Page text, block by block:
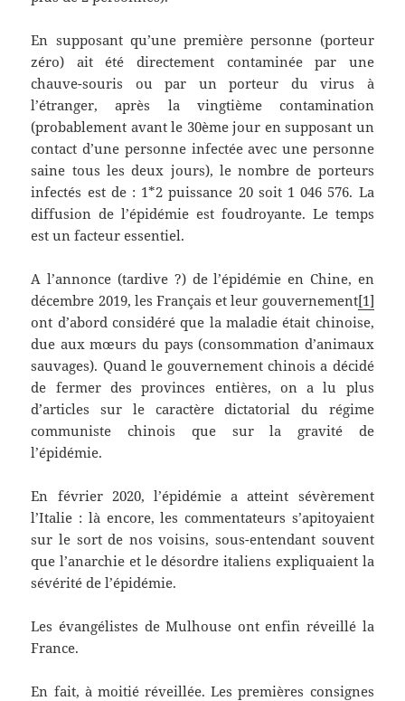
En supposant qu’une première personne (porteur
zéro) ait été directement contaminée par une
chauve-souris ou par un porteur du virus à
l’étranger, après la vingtième contamination
(probablement avant le 30ème jour en supposant un
contact d’une personne infectée avec une personne
saine tous les deux jours), le nombre de porteurs
infectés est de : 1*2 puissance 20 soit 1 046 576. La
diffusion de l’épidémie est foudroyante. Le temps
est un facteur essentiel.
A l’annonce (tardive ?) de l’épidémie en Chine, en
décembre 2019, les Français et leur gouvernement[1]
ont d’abord considéré que la maladie était chinoise,
due aux mœurs du pays (consommation d’animaux
sauvages). Quand le gouvernement chinois a décidé
de fermer des provinces entières, on a lu plus
d’articles sur le caractère dictatorial du régime
communiste chinois que sur la gravité de
l’épidémie.
En février 2020, l’épidémie a atteint sévèrement
l’Italie : là encore, les commentateurs s’apitoyaient
sur le sort de nos voisins, sous-entendant souvent
que l’anarchie et le désordre italiens expliquaient la
sévérité de l’épidémie.
Les évangélistes de Mulhouse ont enfin réveillé la
France.
En fait, à moitié réveillée. Les premières consignes